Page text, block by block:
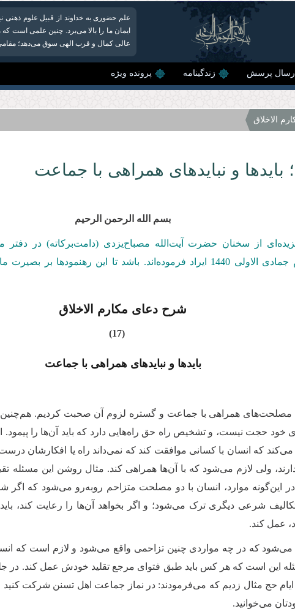
علم حضوری به خداوند از قبیل علوم
ایمان ما را بالا می‌برد. چنین علمی است
عالی کمال و قرب الهی سوق می‌دهد؛
ارسال پرسش زندگینامه پرونده ویژه
الاخلاق
و نبایدهای همراهی با جماعت
بسم الله الرحمن الرحیم
از سخنان حضرت آیت‌الله مصباح‌یزدی (دامت‌بركاته) در
، مطابق سی‌ام جمادی الاولی 1440 ایراد فرموده‌اند. باشد تا این
شرح دعای مکارم الاخلاق
(17)
بایدها و نبایدهای همراهی با جماعت
مصلحت‌های همراهی با جماعت و گستره لزوم آن صحبت کردیم. هم‌چنین
خود حجت نیست، و تشخیص راه حق راه‌هایی دارد که باید آن‌ها را
که انسان با کسانی موافقت کند که نمی‌داند راه یا افکار‌شان
دارند، ولی لازم می‌شود که با آن‌ها همراهی کند. مثال روشن این
این‌گونه موارد، انسان با دو مصلحت متزاحم روبه‌رو می‌شود که
شرعی دیگری ترک می‌شود؛ و اگر بخواهد آن‌ها را رعایت کند،
عمل کند.
که در چه مواردی چنین تزاحمی واقع می‌شود و لازم است که
این است که هر کس باید طبق فتوای مرجع تقلید خودش عمل کند. در
حج مثال زدیم که می‌فرمودند: در نماز جماعت اهل تسنن شرکت کنید و
می‌خوانید.